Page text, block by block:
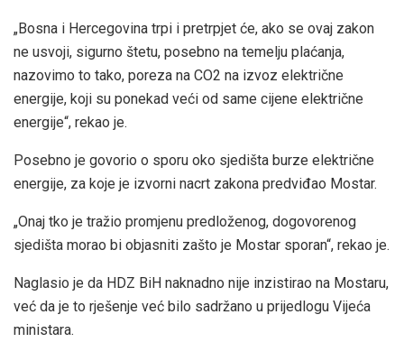
„Bosna i Hercegovina trpi i pretrpjet će, ako se ovaj zakon
ne usvoji, sigurno štetu, posebno na temelju plaćanja,
nazovimo to tako, poreza na CO2 na izvoz električne
energije, koji su ponekad veći od same cijene električne
energije“, rekao je.
Posebno je govorio o sporu oko sjedišta burze električne
energije, za koje je izvorni nacrt zakona predviđao Mostar.
„Onaj tko je tražio promjenu predloženog, dogovorenog
sjedišta morao bi objasniti zašto je Mostar sporan“, rekao je.
Naglasio je da HDZ BiH naknadno nije inzistirao na Mostaru,
već da je to rješenje već bilo sadržano u prijedlogu Vijeća
ministara.